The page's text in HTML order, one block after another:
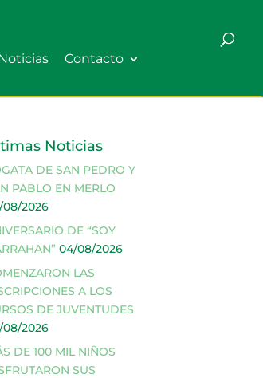
Contacto
Noticias
DE SAN PEDRO Y
PABLO EN MERLO
08/2026
DE “SOY
04/08/2026
LAS
A LOS
DE JUVENTUDES
08/2026
DE 100 MIL NIÑOS
SUS